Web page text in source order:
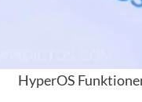
HyperOS